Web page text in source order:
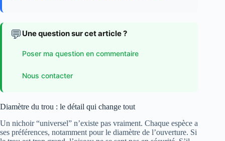
💬 Une question sur cet article ?
Poser ma question en commentaire
Nous contacter
Diamètre du trou : le détail qui change tout
Un nichoir “universel” n’existe pas vraiment. Chaque espèce a
ses préférences, notamment pour le diamètre de l’ouverture. Si